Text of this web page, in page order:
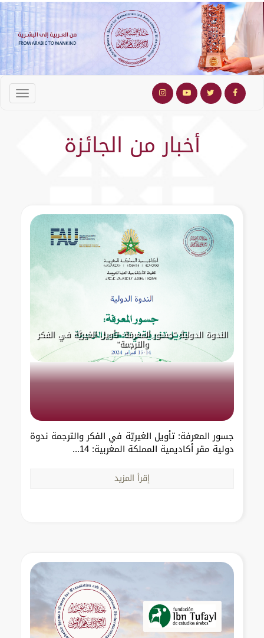
أخبار من الجائزة
الندوة الدولية "جسور المعرفة: تأويل الغيريَّة في الفكر
والترجمة"
جسور المعرفة: تأويل الغيريّة في الفكر والترجمة ندوة
دولية مقر أكاديمية المملكة المغربية: 14...
إقرأ المزيد